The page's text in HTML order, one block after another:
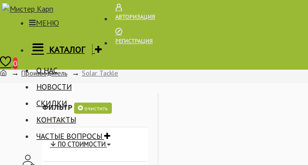
Корзина
МЕНЮ
КАТАЛОГ
О НАС
НОВОСТИ
СКИДКИ
КОНТАКТЫ
ЧАСТЫЕ ВОПРОСЫ
АВТОРИЗАЦИЯ
РЕГИСТРАЦИЯ
0
Производитель Solar Tackle
ФИЛЬТР очистить
ПО СТОИМОСТИ